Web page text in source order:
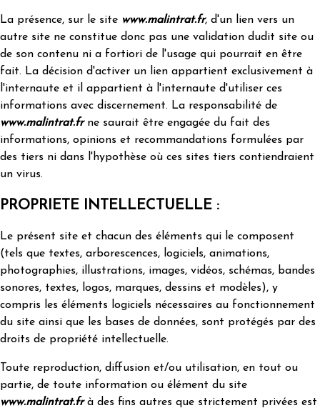
La présence, sur le site www.malintrat.fr, d'un lien vers un
autre site ne constitue donc pas une validation dudit site ou
de son contenu ni a fortiori de l'usage qui pourrait en être
fait. La décision d'activer un lien appartient exclusivement à
l'internaute et il appartient à l'internaute d'utiliser ces
informations avec discernement. La responsabilité de
www.malintrat.frne saurait être engagée du fait des
informations, opinions et recommandations formulées par
des tiers ni dans l'hypothèse où ces sites tiers contiendraient
un virus.
PROPRIETE INTELLECTUELLE :
Le présent site et chacun des éléments qui le composent
(tels que textes, arborescences, logiciels, animations,
photographies, illustrations, images, vidéos, schémas, bandes
sonores, textes, logos, marques, dessins et modèles), y
compris les éléments logiciels nécessaires au fonctionnement
du site ainsi que les bases de données, sont protégés par des
droits de propriété intellectuelle.
Toute reproduction, diffusion et/ou utilisation, en tout ou
partie, de toute information ou élément du site
www.malintrat.frà des fins autres que strictement privées est